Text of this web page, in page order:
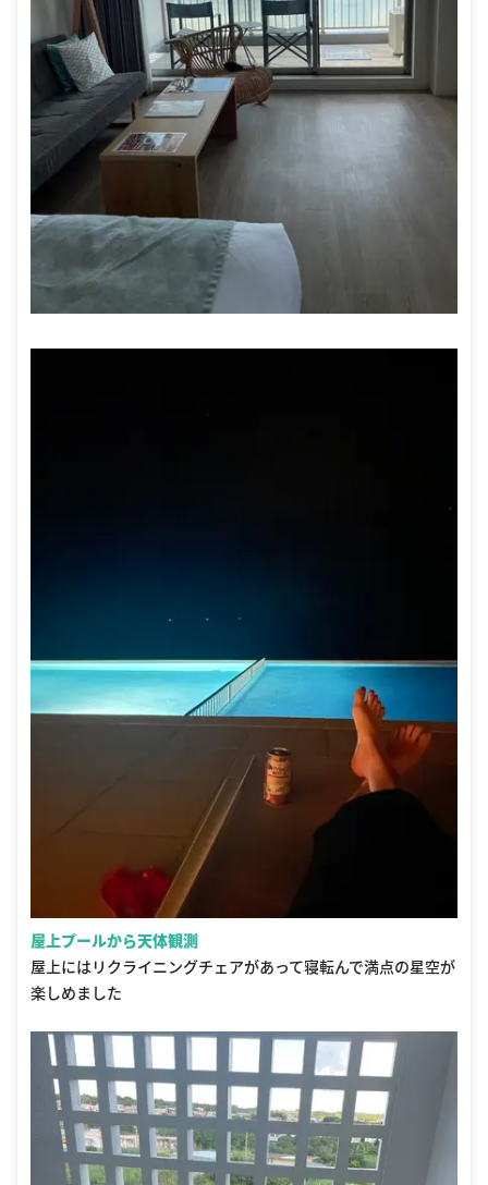
屋上プールから天体観測
屋上にはリクライニングチェアがあって寝転んで満点の星空が
楽しめました